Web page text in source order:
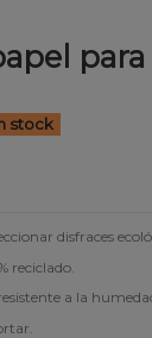
para
stock
disfraces
reciclado.
a la